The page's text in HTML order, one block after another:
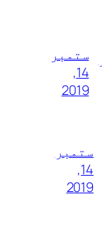
ستمبر
14,
2019
ستمبر
14,
2019